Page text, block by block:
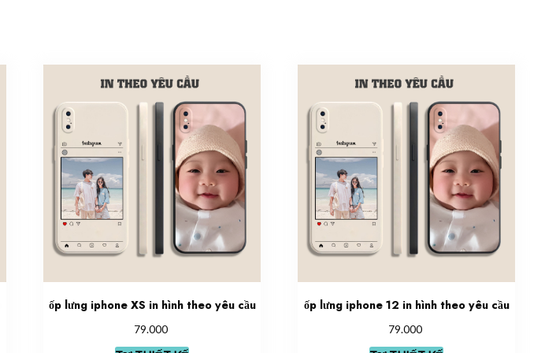
ốp lưng iphone XS in hình theo yêu cầu
79.000
ốp lưng iphone 12 in hình theo yêu cầu
79.000